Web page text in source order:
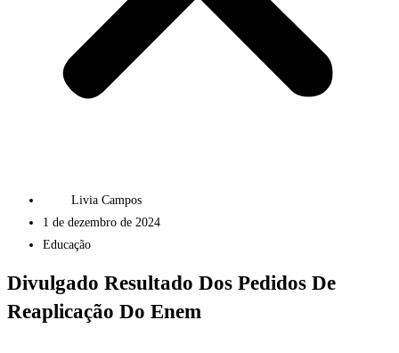
Livia Campos
1 de dezembro de 2024
Educação
Divulgado Resultado Dos Pedidos De
Reaplicação Do Enem